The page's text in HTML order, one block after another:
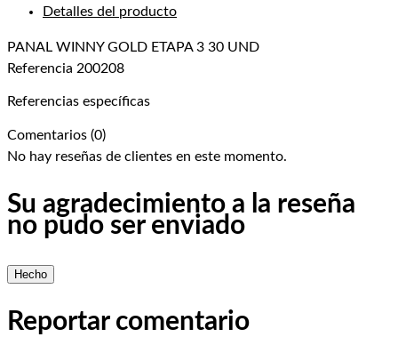
Detalles del producto
PANAL WINNY GOLD ETAPA 3 30 UND
Referencia 200208
Referencias específicas
Comentarios (0)
No hay reseñas de clientes en este momento.
Su agradecimiento a la reseña
no pudo ser enviado
Hecho
Reportar comentario